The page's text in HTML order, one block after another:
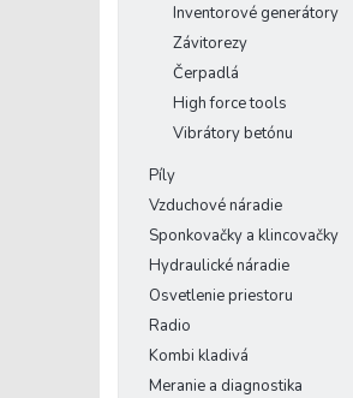
Inventorové generátory
Závitorezy
Čerpadlá
High force tools
Vibrátory betónu
Píly
Vzduchové náradie
Sponkovačky a klincovačky
Hydraulické náradie
Osvetlenie priestoru
Radio
Kombi kladivá
Meranie a diagnostika